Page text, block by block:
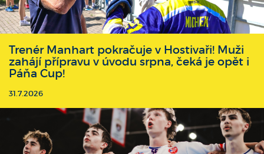
Trenér Manhart pokračuje v Hostivaři! Muži
zahájí přípravu v úvodu srpna, čeká je opět i
Páňa Cup!
31.7.2026